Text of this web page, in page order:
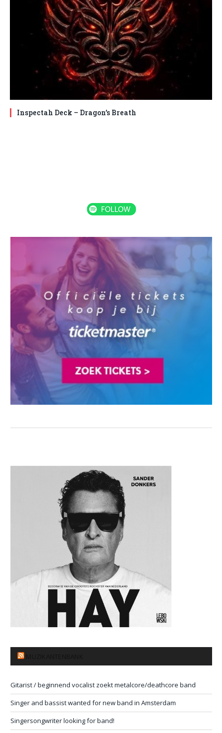
Inspectah Deck – Dragon’s Breath
Gitarist / beginnend vocalist zoekt metalcore/deathcore band
Singer and bassist wanted for new band in Amsterdam
Singersongwriter looking for band!